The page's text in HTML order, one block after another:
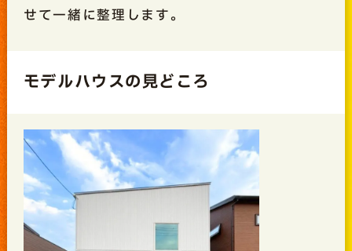
せて一緒に整理します。
モデルハウスの見どころ